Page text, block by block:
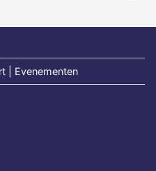
| Evenementen